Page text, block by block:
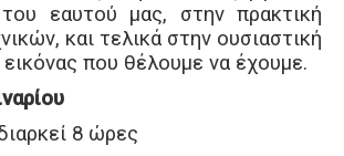
εαυτού μας, στην πρακτική
και τελικά στην ουσιαστική
που θέλουμε να έχουμε.
8 ώρες